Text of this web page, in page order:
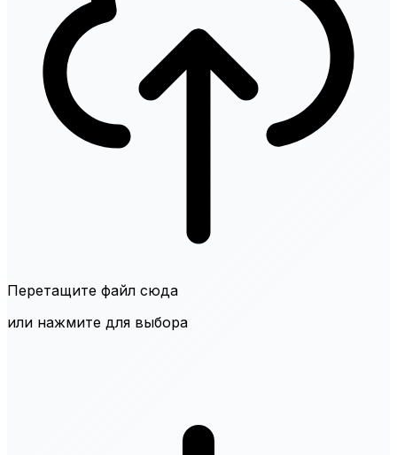
Перетащите файл сюда
или нажмите для выбора